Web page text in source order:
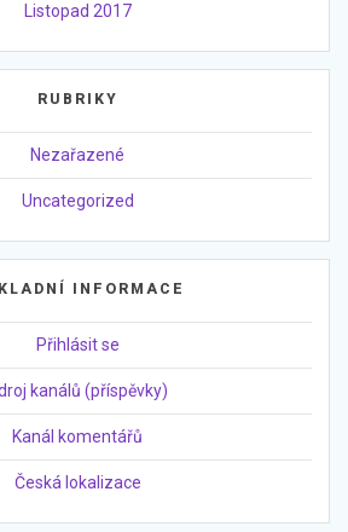
Listopad 2017
RUBRIKY
Nezařazené
Uncategorized
INFORMACE
Přihlásit se
kanálů (příspěvky)
Kanál komentářů
Česká lokalizace